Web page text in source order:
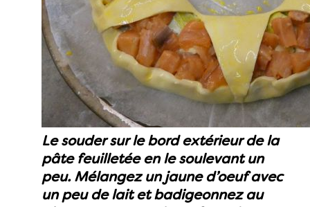
Le souder sur le bord extérieur de la
pâte feuilletée en le soulevant un
peu. Mélangez un jaune d’oeuf avec
un peu de lait et badigeonnez au